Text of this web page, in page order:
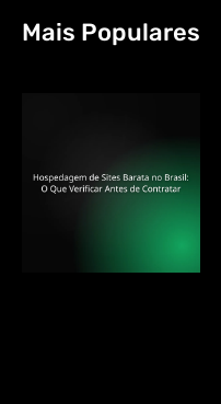
Mais Populares